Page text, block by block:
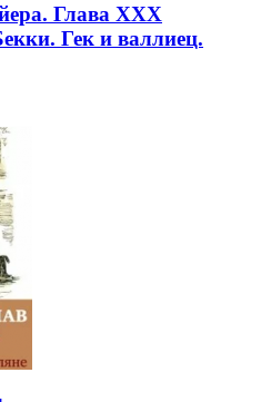
Глава XXX
Гек и валлиец.